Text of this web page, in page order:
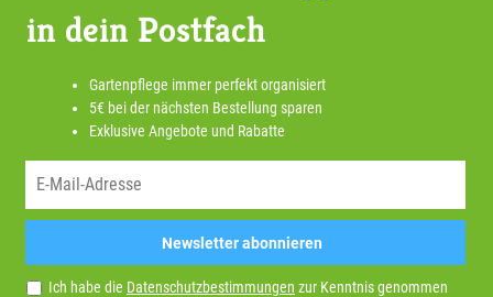
in dein Postfach
Gartenpflege immer perfekt organisiert
5€ bei der nächsten Bestellung sparen
Exklusive Angebote und Rabatte
Newsletter abonnieren
Ich habe die Datenschutzbestimmungen zur Kenntnis genommen